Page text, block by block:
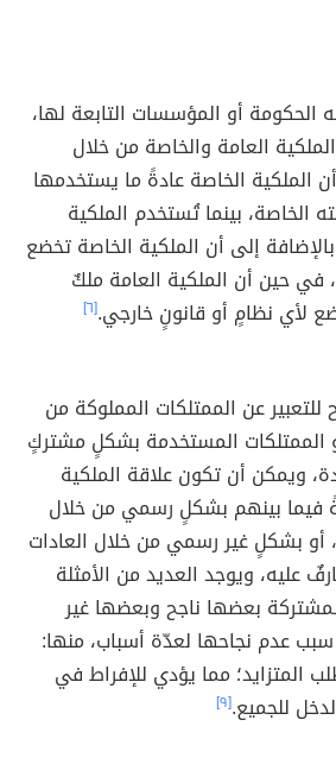
أو المؤسسات التابعة لها،
العامة والخاصة من خلال
الملكية الخاصة عادةً ما يستخدمها
الخاصة، بينما تُستخدم الملكية
إلى أن الملكية الخاصة تخضع
في حين أن الملكية العامة ملكٌ
لأي نظامٍ أو قانونٍ خارجي.[٦]
عن الممتلكات المملوكة من
الممتلكات المستخدمة بشكلٍ مشتركٍ
ويمكن أن تكون علاقة الملكية
فيما بينهم بشكلٍ رسمي من خلال
أو بشكلٍ غير رسمي من خلال العادات
عليه، ويوجد العديد من الأمثلة
بعضها ناجح وبعضها غير
عدم نجاحها لعدّة أسباب، منها:
المتزايد؛ مما يؤدي للإفراط في
للجميع.[٩]